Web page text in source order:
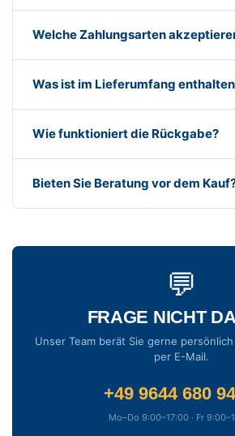
Welche Zahlungsarten
Was ist im Lieferumfang
Wie funktioniert die Rückgabe?
Bieten Sie Beratung vor dem
💬
FRAGE NICHT
Unser Team berät Sie gerne
per E-Mail.
+49 9644 680
Mo–Do 9:00–17:00 · Fr